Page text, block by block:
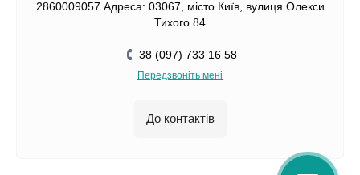
2860009057 Адреса: 03067, місто Київ, вулиця Олекси
Тихого 84
38 (097) 733 16 58
Передзвоніть мені
До контактів